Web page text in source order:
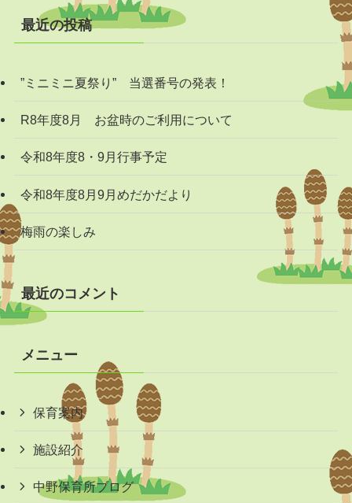
最近の投稿
”ミニミニ夏祭り” 当選番号の発表！
R8年度8月 お盆時のご利用について
令和8年度8・9月行事予定
令和8年度8月9月めだかだより
梅雨の楽しみ
最近のコメント
メニュー
保育案内
施設紹介
中野保育所ブログ